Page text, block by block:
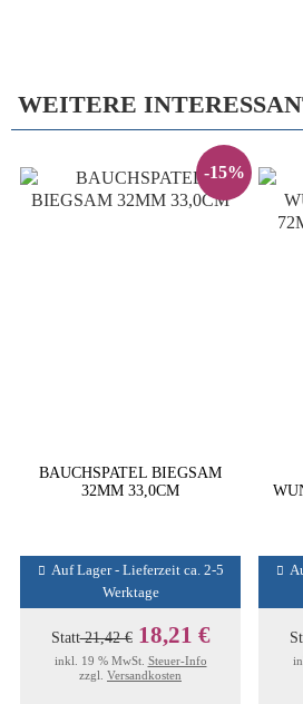
WEITERE
-15%
BAUCHSPATEL BIEGSAM
32MM 33,0CM
Auf Lager - Lieferzeit ca. 2-5
Werktage
Statt21,42 € 18,21 €
inkl. 19 % MwSt. Steuer-Info
zzgl. Versandkosten